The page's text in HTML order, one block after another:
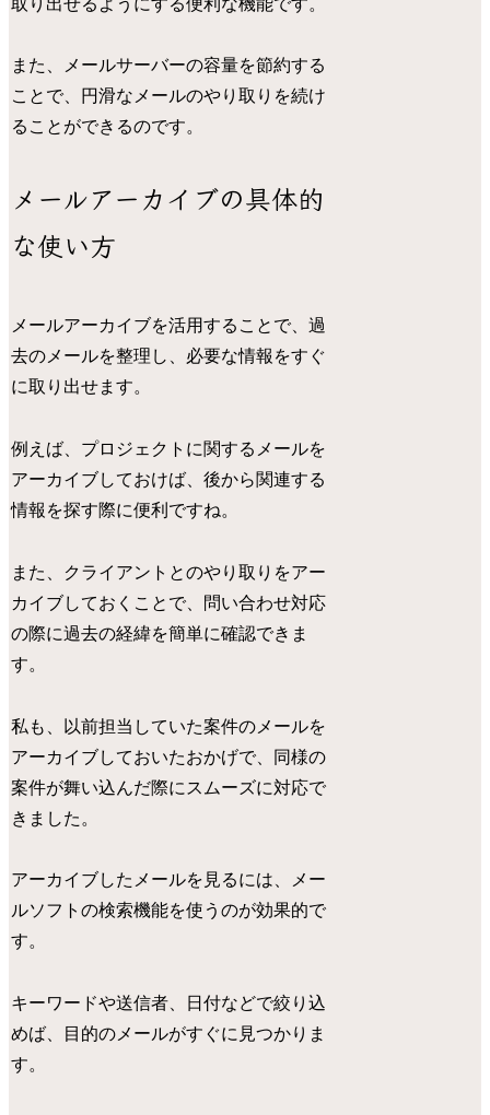
また、メールサーバーの容量を節約する
ことで、円滑なメールのやり取りを続け
ることができるのです。
メールアーカイブの具体的
な使い方
メールアーカイブを活用することで、過
去のメールを整理し、必要な情報をすぐ
に取り出せます。
例えば、プロジェクトに関するメールを
アーカイブしておけば、後から関連する
情報を探す際に便利ですね。
また、クライアントとのやり取りをアー
カイブしておくことで、問い合わせ対応
の際に過去の経緯を簡単に確認できま
す。
私も、以前担当していた案件のメールを
アーカイブしておいたおかげで、同様の
案件が舞い込んだ際にスムーズに対応で
きました。
アーカイブしたメールを見るには、メー
ルソフトの検索機能を使うのが効果的で
す。
キーワードや送信者、日付などで絞り込
めば、目的のメールがすぐに見つかりま
す。